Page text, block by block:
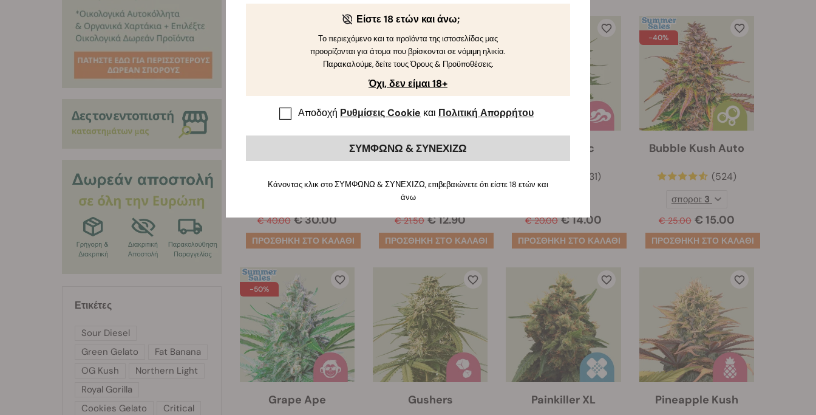
€ 40.00 € 30.00
-40%
Blue Cheese Auto
€ 21.50 € 12.90
σποροι:
Blue Mystic
(231)
€ 20.00 € 14.00
-40%
Bubble Kush Auto
(524)
€ 25.00 € 15.00
σποροι: 3
-50%
Grape Ape Gushers Painkiller XL Pineapple Kush
Ετικέτες
Sour Diesel
Green Gelato
Fat Banana
OG Kush
Northern Light
Royal Gorilla
Cookies Gelato
Critical
Είστε 18 ετών και άνω;
Το περιεχόμενο και τα προϊόντα της ιστοσελίδας μας
προορίζονται για άτομα που βρίσκονται σε νόμιμη ηλικία.
Παρακαλούμε, δείτε τους Όρους & Προϋποθέσεις.
Όχι, δεν είμαι 18+
Αποδοχή Ρυθμίσεις Cookie και Πολιτική Απορρήτου
ΣΥΜΦΩΝΩ & ΣΥΝΕΧΙΖΩ
Κάνοντας κλικ στο ΣΥΜΦΩΝΩ & ΣΥΝΕΧΙΖΩ, επιβεβαιώνετε ότι είστε 18 ετών και
άνω